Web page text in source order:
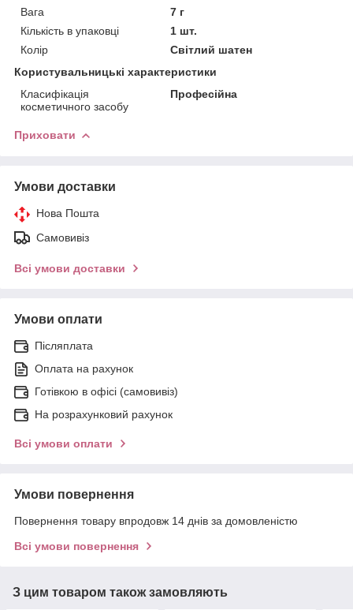
Вага
7 г
Кількість в упаковці
1 шт.
Колір
Світлий шатен
Користувальницькі характеристики
Класифікація
косметичного засобу
Професійна
Приховати
Умови доставки
Нова Пошта
Самовивіз
Всі умови доставки
Умови оплати
Післяплата
Оплата на рахунок
Готівкою в офісі (самовивіз)
На розрахунковий рахунок
Всі умови оплати
Умови повернення
Повернення товару впродовж 14 днів за домовленістю
Всі умови повернення
З цим товаром також замовляють